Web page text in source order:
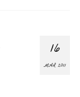
16
MAR 2011